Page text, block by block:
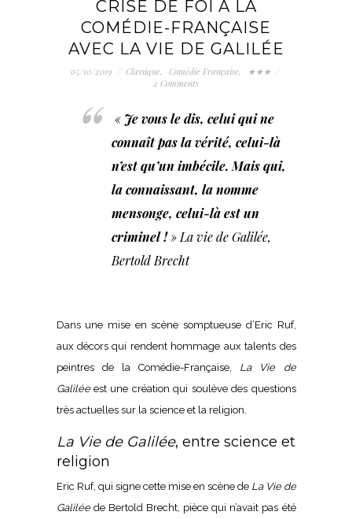
CRISE DE FOI À LA
COMÉDIE-FRANÇAISE
AVEC LA VIE DE GALILÉE
05/10/2019 / Classique, Comédie Française, ★★★ /
2 Comments
« Je vous le dis, celui qui ne
connaît pas la vérité, celui-là
n’est qu’un imbécile. Mais qui,
la connaissant, la nomme
mensonge, celui-là est un
criminel !» La vie de Galilée,
Bertold Brecht
Dans une mise en scène somptueuse d’Eric Ruf,
aux décors qui rendent hommage aux talents des
peintres de la Comédie-Française, La Vie de
Galiléeest une création qui soulève des questions
très actuelles sur la science et la religion.
La Vie de Galilée, entre science et
religion
Eric Ruf, qui signe cette mise en scène deLa Vie de
Galiléede Bertold Brecht, pièce qui n’avait pas été